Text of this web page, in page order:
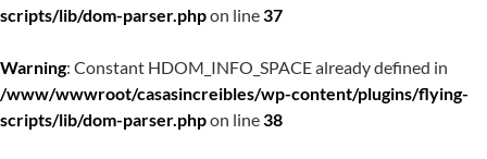
scripts/lib/dom-parser.phpon line37
Warning: Constant HDOM_INFO_SPACE already defined in
/www/wwwroot/casasincreibles/wp-content/plugins/flying-
scripts/lib/dom-parser.phpon line38